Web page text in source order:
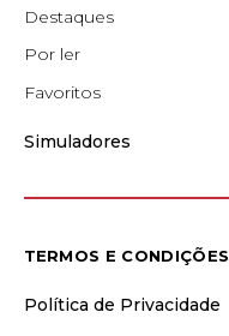
Destaques
Por ler
Favoritos
Simuladores
TERMOS E CONDIÇÕES
Política de Privacidade